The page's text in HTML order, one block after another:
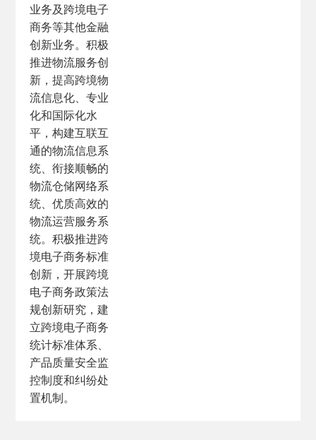
业务及跨境电子
商务等其他金融
创新业务。积极
推进物流服务创
新，提高跨境物
流信息化、专业
化和国际化水
平，构建互联互
通的物流信息系
统、衔接顺畅的
物流仓储网络系
统、优质高效的
物流运营服务系
统。积极推进跨
境电子商务标准
创新，开展跨境
电子商务政策法
规创新研究，建
立跨境电子商务
统计标准体系、
产品质量安全监
控制度和纠纷处
置机制。